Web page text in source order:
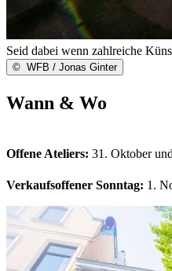
Seid dabei wenn zahlreiche
© WFB / Jonas Ginter
Wann & Wo
Offene Ateliers: 31. Oktober
Verkaufsoffener Sonntag: 1.